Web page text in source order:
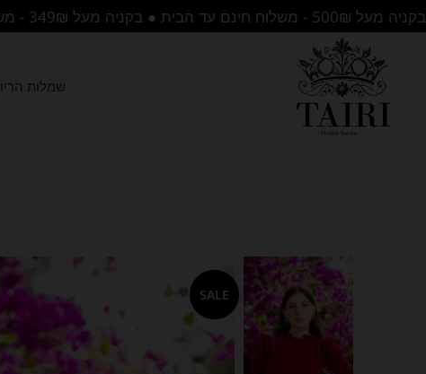
שמלות הריון
SALE
בקניה מעל 500₪ - משלוח חינם עד הבית ● בקניה מעל 349₪ - משלוח לנקודת איסוף בחינם